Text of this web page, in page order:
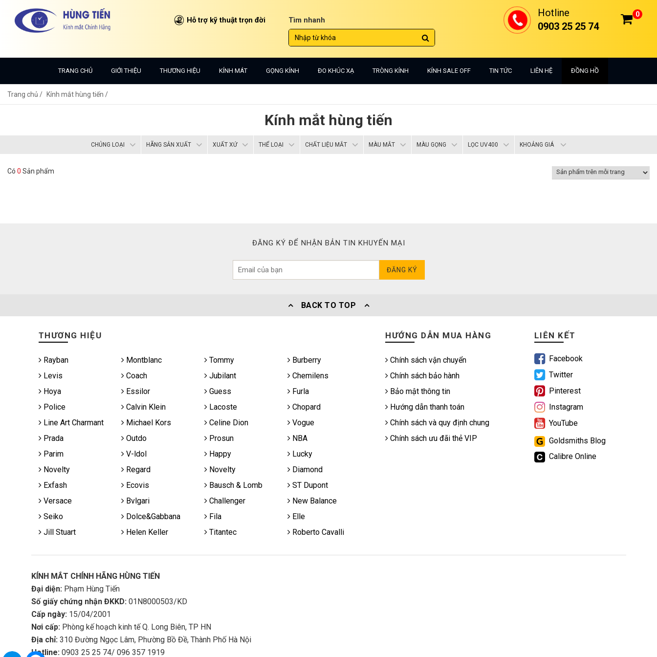
Hỗ trợ kỹ thuật trọn đời Tìm nhanh
0
Hotline
0903 25 25 74
TRANG CHỦ GIỚI THIỆU THƯƠNG HIỆU KÍNH MÁT GỌNG KÍNH ĐO KHÚC XẠ TRÒNG KÍNH KÍNH SALE OFF TIN TỨC LIÊN HỆ ĐỒNG HỒ
Trang chủ Kính mắt hùng tiến /
Kính mắt hùng tiến
CHỦNG LOẠI HÃNG SẢN XUẤT XUẤT XỨ THỂ LOẠI CHẤT LIỆU MẮT MÀU MẮT MÀU GỌNG LỌC UV400 KHOẢNG GIÁ
Có 0 Sản phẩm
ĐĂNG KÝ ĐỂ NHẬN BẢN TIN KHUYẾN MẠI
ĐĂNG KÝ
BACK TO TOP
THƯƠNG HIỆU
Rayban Montblanc Tommy
Burberry
Levis
Coach Jubilant
Chemilens
Hoya
Essilor Guess
Furla
Police
Calvin Klein Lacoste
Chopard
Line Art Charmant
Michael Kors Celine Dion
Vogue
Prada
Outdo Prosun
NBA
Parim
V-ldol Happy
Lucky
Novelty
Regard Novelty
Diamond
Exfash
Ecovis Bausch & Lomb
ST Dupont
Versace
Bvlgari Challenger
New Balance
Seiko
Dolce&Gabbana Fila
Elle
Jill Stuart
Helen Keller Titantec Roberto Cavalli
HƯỚNG DẪN MUA HÀNG
Chính sách vận chuyển
Chính sách bảo hành
Bảo mật thông tin
Hướng dẫn thanh toán
Chính sách và quy định chung
Chính sách ưu đãi thẻ VIP
LIÊN KẾT
Facebook
Twitter
Pinterest
Instagram
YouTube
Goldsmiths Blog
Calibre Online
KÍNH MẮT CHÍNH HÃNG HÙNG TIẾN
Đại diện:Phạm Hùng Tiến
Số giấy chứng nhận ĐKKD: 01N8000503/KD
Cấp ngày:15/04/2001
Nơi cấp: Phòng kế hoạch kinh tế Q. Long Biên, TP HN
Địa chỉ:310 Đường Ngọc Lâm, Phường Bồ Đề, Thành Phố Hà Nội
Hotline:0903 25 25 74/ 096 357 1919